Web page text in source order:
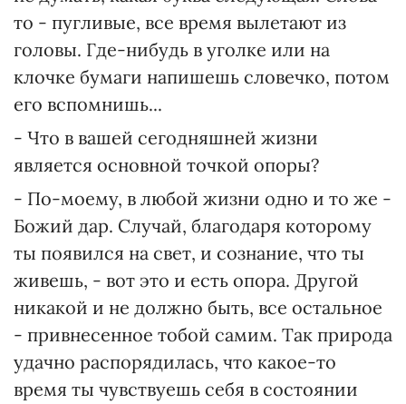
то - пугливые, все время вылетают из
головы. Где-нибудь в уголке или на
клочке бумаги напишешь словечко, потом
его вспомнишь...
- Что в вашей сегодняшней жизни
является основной точкой опоры?
- По-моему, в любой жизни одно и то же -
Божий дар. Случай, благодаря которому
ты появился на свет, и сознание, что ты
живешь, - вот это и есть опора. Другой
никакой и не должно быть, все остальное
- привнесенное тобой самим. Так природа
удачно распорядилась, что какое-то
время ты чувствуешь себя в состоянии